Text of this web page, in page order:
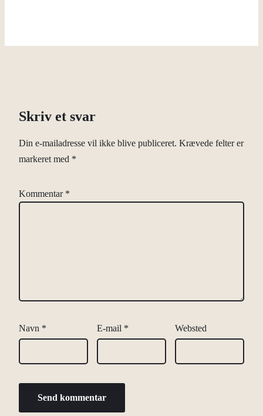
Skriv et svar
Din e-mailadresse vil ikke blive publiceret. Krævede felter er
markeret med *
Kommentar *
Navn * E-mail * Websted